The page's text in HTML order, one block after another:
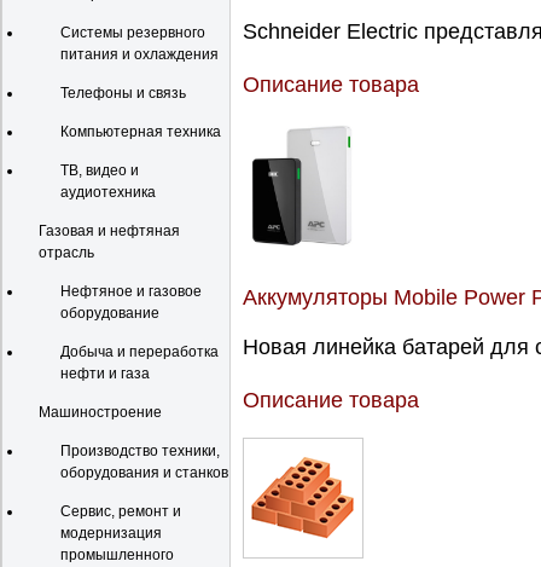
Системы резервного
питания и охлаждения
Телефоны и связь
Компьютерная техника
ТВ, видео и
аудиотехника
Газовая и нефтяная
отрасль
Нефтяное и газовое
оборудование
Добыча и переработка
нефти и газа
Машиностроение
Производство техники,
оборудования и станков
Сервис, ремонт и
модернизация
промышленного
Schneider Electric
Описание товара
Аккумуляторы Mobile Power
Новая линейка батарей для
Описание товара